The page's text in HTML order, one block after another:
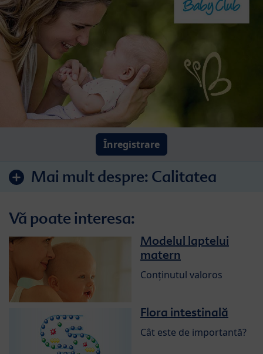
Înregistrare
Mai mult despre: Calitatea
Vă poate interesa:
Modelul laptelui
matern
Conținutul valoros
Flora intestinală
Cât este de importantă?